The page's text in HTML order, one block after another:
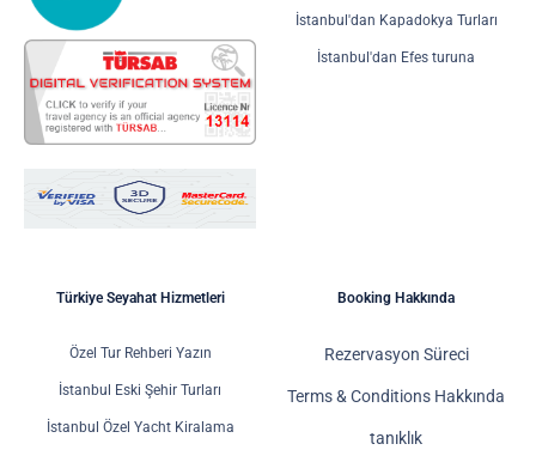
İstanbul'dan Kapadokya Turları
İstanbul'dan Efes turuna
Türkiye Seyahat Hizmetleri
Özel Tur Rehberi Yazın
İstanbul Eski Şehir Turları
İstanbul Özel Yacht Kiralama
Booking Hakkında
Rezervasyon Süreci
Terms & Conditions Hakkında
tanıklık